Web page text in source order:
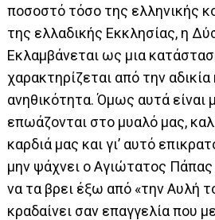
ποσοστό τόσο της ελληνικής
της ελλαδικής Εκκλησίας, η
Εκλαμβάνεται ως μια
χαρακτηρίζεται από την αδικία
ανηθικότητα. Όμως αυτά είναι
επωάζονται στο μυαλό μας,
καρδιά μας και γι’ αυτό
μην ψάχνει ο Αγιώτατος
να τα βρει έξω από «την Αυλή
κραδαίνει σαν επαγγελία που